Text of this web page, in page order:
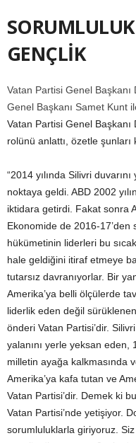
GENÇLİK
Vatan Partisi Genel
Genel Başkanı Samet Kunt
Vatan Partisi Genel
rolünü anlattı, özetle şunları
“2014 yılında Silivri
noktaya geldi. ABD 2002
iktidara getirdi. Fakat sonra
Ekonomide de 2016-17’den
hükümetinin liderleri bu
hale geldiğini itiraf etmeye
tutarsız davranıyorlar. Bir
Amerika’ya belli ölçülerde
liderlik eden değil
önderi Vatan Partisi’dir. Silivri
yalanını yerle yeksan
milletin ayağa kalkmasında
Amerika’ya kafa tutan ve
Vatan Partisi’dir. Demek ki
Vatan Partisi’nde yetişiyor.
sorumluluklarla giriyoruz.